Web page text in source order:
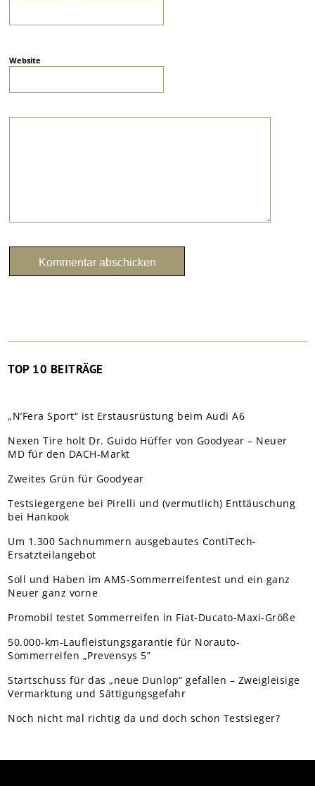
Website
TOP 10 BEITRÄGE
„N’Fera Sport“ ist Erstausrüstung beim Audi A6
Nexen Tire holt Dr. Guido Hüffer von Goodyear – Neuer
MD für den DACH-Markt
Zweites Grün für Goodyear
Testsiegergene bei Pirelli und (vermutlich) Enttäuschung
bei Hankook
Um 1.300 Sachnummern ausgebautes ContiTech-
Ersatzteilangebot
Soll und Haben im AMS-Sommerreifentest und ein ganz
Neuer ganz vorne
Promobil testet Sommerreifen in Fiat-Ducato-Maxi-Größe
50.000-km-Laufleistungsgarantie für Norauto-
Sommerreifen „Prevensys 5”
Startschuss für das „neue Dunlop“ gefallen – Zweigleisige
Vermarktung und Sättigungsgefahr
Noch nicht mal richtig da und doch schon Testsieger?